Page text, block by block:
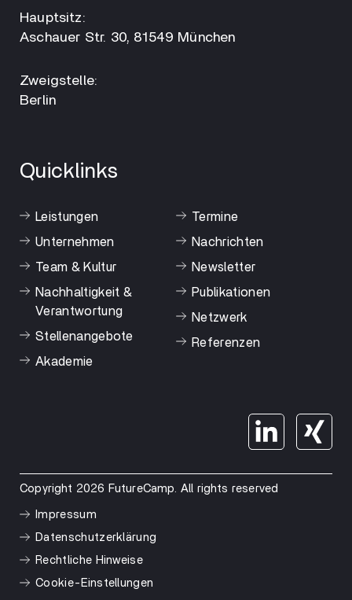
Hauptsitz:
Aschauer Str. 30, 81549 München
Zweigstelle:
Berlin
Quicklinks
Leistungen
Unternehmen
Team & Kultur
Nachhaltigkeit &
Verantwortung
Stellenangebote
Akademie
Termine
Nachrichten
Newsletter
Publikationen
Netzwerk
Referenzen
Copyright 2026 FutureCamp. All rights reserved
Impressum
Datenschutzerklärung
Rechtliche Hinweise
Cookie-Einstellungen